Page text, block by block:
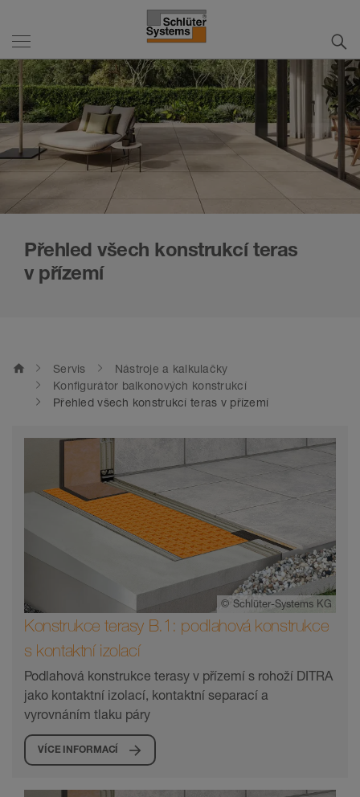
Přehled všech konstrukcí teras
v přízemí
home Servis
Nástroje a kalkulačky
Konfigurátor balkonových konstrukcí
Přehled všech konstrukcí teras v přízemí
© Schlüter-Systems KG
Konstrukce terasy B.1: podlahová konstrukce
s kontaktní izolací
Podlahová konstrukce terasy v přízemí s rohoží DITRA
jako kontaktní izolací, kontaktní separací a
vyrovnáním tlaku páry
VÍCE INFORMACÍ